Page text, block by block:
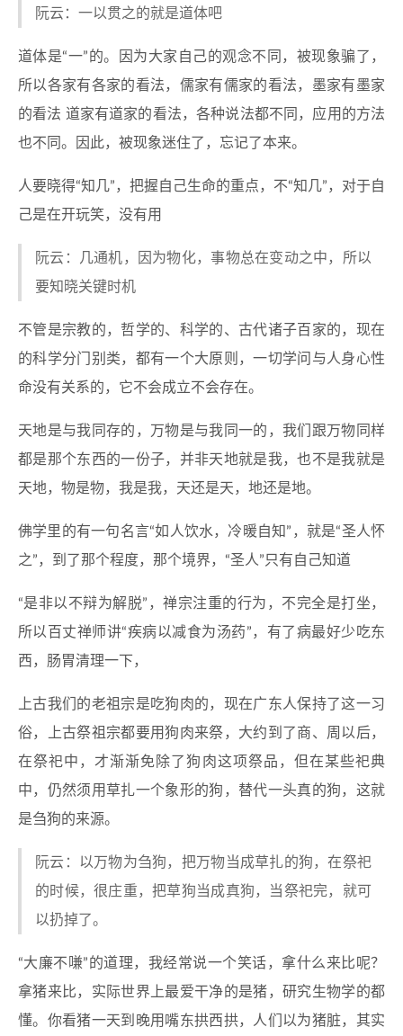
阮云：一以贯之的就是道体吧
道体是“一”的。因为大家自己的观念不同，被现象骗了，
所以各家有各家的看法，儒家有儒家的看法，墨家有墨家
的看法 道家有道家的看法，各种说法都不同，应用的方法
也不同。因此，被现象迷住了，忘记了本来。
人要晓得“知几”，把握自己生命的重点，不“知几”，对于自
己是在开玩笑，没有用
阮云：几通机，因为物化，事物总在变动之中，所以
要知晓关键时机
不管是宗教的，哲学的、科学的、古代诸子百家的，现在
的科学分门别类，都有一个大原则，一切学问与人身心性
命没有关系的，它不会成立不会存在。
天地是与我同存的，万物是与我同一的，我们跟万物同样
都是那个东西的一份子，并非天地就是我，也不是我就是
天地，物是物，我是我，天还是天，地还是地。
佛学里的有一句名言“如人饮水，冷暖自知”，就是“圣人怀
之”，到了那个程度，那个境界，“圣人”只有自己知道
“是非以不辩为解脱”，禅宗注重的行为，不完全是打坐，
所以百丈禅师讲“疾病以减食为汤药”，有了病最好少吃东
西，肠胃清理一下，
上古我们的老祖宗是吃狗肉的，现在广东人保持了这一习
俗，上古祭祖宗都要用狗肉来祭，大约到了商、周以后，
在祭祀中，才渐渐免除了狗肉这项祭品，但在某些祀典
中，仍然须用草扎一个象形的狗，替代一头真的狗，这就
是刍狗的来源。
阮云：以万物为刍狗，把万物当成草扎的狗，在祭祀
的时候，很庄重，把草狗当成真狗，当祭祀完，就可
以扔掉了。
“大廉不嗛”的道理，我经常说一个笑话，拿什么来比呢？
拿猪来比，实际世界上最爱干净的是猪，研究生物学的都
懂。你看猪一天到晚用嘴东拱西拱，人们以为猪脏，其实